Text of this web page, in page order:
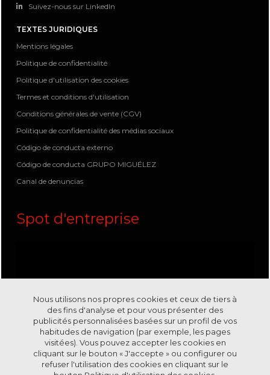
Suivez-nous sur LinkedIn
TEXTES JURIDIQUES
Mentions légales
Politique de confidentialité
Politique d'utilisation des cookies
Termes et conditions d'utilisation
Conditions générales de vente (CGV)
Politique de confidentialité des médias sociaux
Código de conducta externo
Código de conducta GRUPO MIGUÉLEZ
Canal de denuncias
Spot d'entreprise
Nous utilisons nos propres cookies et ceux de tiers à
des fins d'analyse et pour vous présenter des
publicités personnalisées basées sur un profil de vos
habitudes de navigation (par exemple, les pages
visitées). Vous pouvez accepter les cookies en
cliquant sur le bouton « J'accepte » ou configurer ou
refuser l'utilisation des cookies en cliquant sur le